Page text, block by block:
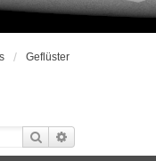
Geflüster
Suche